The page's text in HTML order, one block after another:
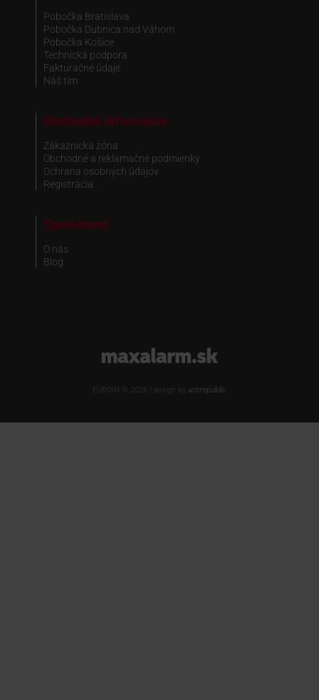
Pobočka Bratislava
Pobočka Dubnica nad Váhom
Pobočka Košice
Technická podpora
Fakturačné údaje
Náš tím
Obchodné informácie
Zákaznická zóna
Obchodné a reklamačné podmienky
Ochrana osobných údajov
Registrácia
Spoločnosť
O nás
Blog
www.maxalarm.sk
EUROIN © 2026 | design by antrepublic